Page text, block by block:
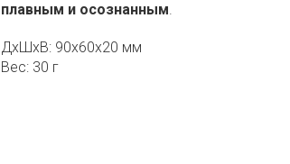
плавным и осознанным.
ДxШxВ: 90x60x20 мм
Вес: 30 г